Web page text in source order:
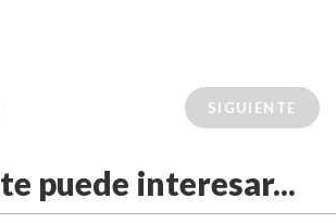
SIGUIENTE
puede interesar...